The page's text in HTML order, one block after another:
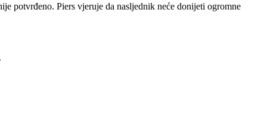
potvrđeno. Piers vjeruje da nasljednik neće donijeti ogromne